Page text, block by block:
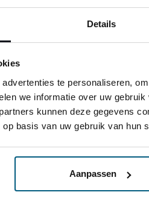
Details
te personaliseren,
we informatie over uw
kunnen deze gegevens
basis van uw gebruik van hun
Aanpassen